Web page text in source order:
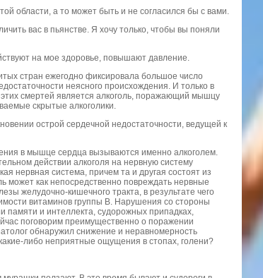
области, а то может быть и не согласился бы с вами.
вас в пьянстве. Я хочу только, чтобы вы поняли
на мое здоровье, повышают давление.
стран ежегодно фиксировала большое число
неясного происхождения. И только в
смертей является алкоголь, поражающий мышцу
скрытые алкоголики.
острой сердечной недостаточности, ведущей к
в мышце сердца вызываются именно алкоголем.
действии алкоголя на нервную систему
нервная система, причем та и другая состоят из
может как непосредственно повреждать нервные
желудочно-кишечного тракта, в результате чего
витаминов группы В. Нарушения со стороны
и интеллекта, судорожных припадках,
поговорим преимущественно о поражении
обнаружил снижение и неравномерность
либо неприятные ощущения в стопах, голени?